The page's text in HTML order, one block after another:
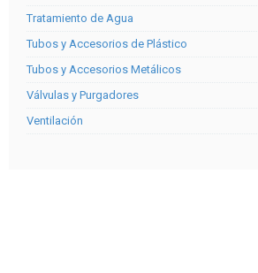
Tratamiento de Agua
Tubos y Accesorios de Plástico
Tubos y Accesorios Metálicos
Válvulas y Purgadores
Ventilación